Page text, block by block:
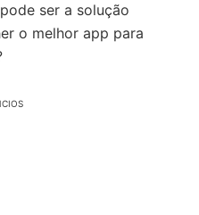
ser a solução
o melhor app para